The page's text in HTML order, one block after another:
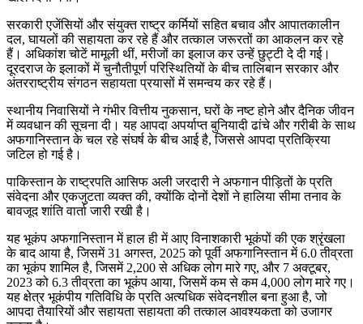
सरकारी एजेंसियों और संयुक्त राष्ट्र कर्मियों सहित बचाव और आपातकालीन
दल, घायलों की सहायता कर रहे हैं और तत्काल जरूरतों का आकलन कर रहे
हैं। अधिकांश चोटें मामूली थीं, मरीजों का इलाज कर उन्हें छुट्टी दे दी गई।
दूरदराज के इलाकों में चुनौतीपूर्ण परिस्थितियों के बीच तालिबान सरकार और
अंतरराष्ट्रीय संगठन सहायता प्रयासों में समन्वय कर रहे हैं।
स्थानीय निवासियों ने गंभीर वित्तीय नुकसान, घरों के नष्ट होने और दैनिक जीवन
में व्यवधान की सूचना दी। यह आपदा अपर्याप्त बुनियादी ढांचे और गरीबी के साथ
अफगानिस्तान के चल रहे संघर्ष के बीच आई है, जिससे आपदा प्रतिक्रिया
जटिल हो गई है।
पाकिस्तान के राष्ट्रपति आसिफ अली जरदारी ने अफगान पीड़ितों के प्रति
संवेदना और एकजुटता व्यक्त की, क्योंकि दोनों देशों ने हालिया सीमा तनाव के
बावजूद शांति वार्ता जारी रखी है।
यह भूकंप अफगानिस्तान में हाल ही में आए विनाशकारी भूकंपों की एक श्रृंखला
के बाद आया है, जिसमें 31 अगस्त, 2025 को पूर्वी अफगानिस्तान में 6.0 तीव्रता
का भूकंप शामिल है, जिसमें 2,200 से अधिक लोग मारे गए, और 7 अक्टूबर,
2023 को 6.3 तीव्रता का भूकंप आया, जिसमें कम से कम 4,000 लोग मारे गए।
यह क्षेत्र भूकंपीय गतिविधि के प्रति अत्यधिक संवेदनशील बना हुआ है, जो
आपदा तैयारियों और सहायता सहायता की तत्काल आवश्यकता को उजागर